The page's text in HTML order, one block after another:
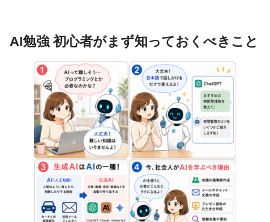
AI勉強 初心者がまず知っておくべきこと